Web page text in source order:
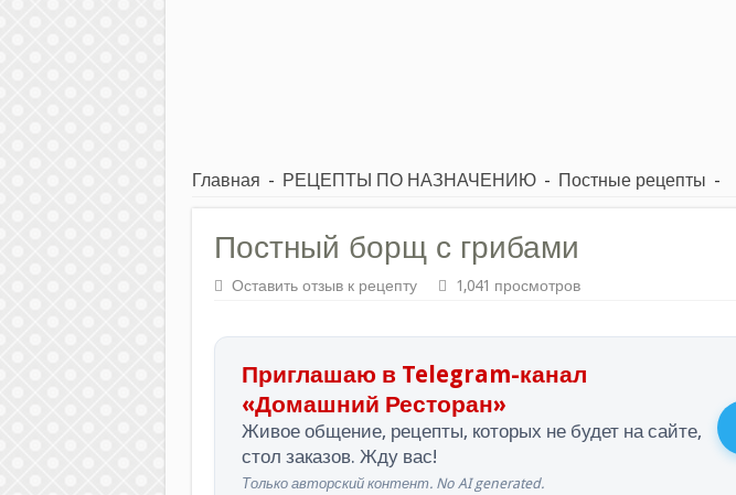
Главная - РЕЦЕПТЫ ПО НАЗНАЧЕНИЮ - Постные рецепты -
Постный борщ с грибами
Оставить отзыв к рецепту 1,041 просмотров
Приглашаю в Telegram-канал
«Домашний Ресторан»
Живое общение, рецепты, которых не будет на сайте,
стол заказов. Жду вас!
Только авторский контент. No AI generated.